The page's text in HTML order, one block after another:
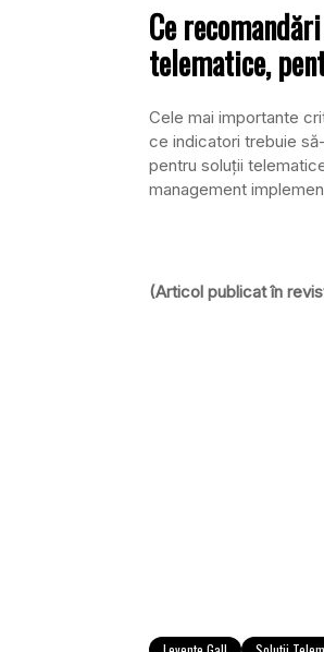
Ce
telematice,
Cele mai importante
ce indicatori trebuie
pentru soluţii
management
(Articol publicat în